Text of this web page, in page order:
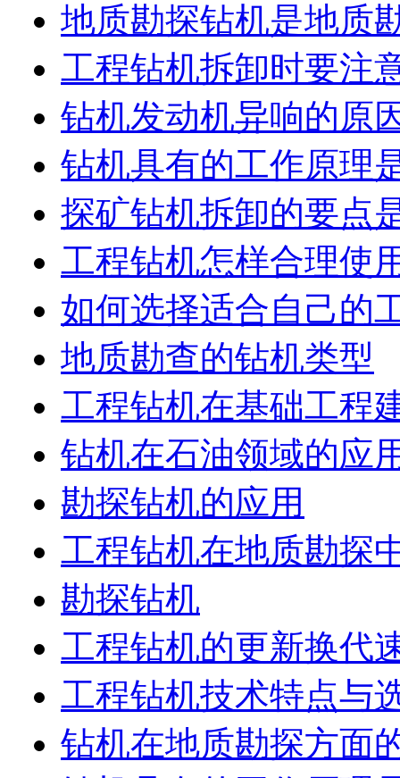
地质勘探钻机是地质
工程钻机拆卸时要注
钻机发动机异响的原
钻机具有的工作原理
探矿钻机拆卸的要点
工程钻机怎样合理使
如何选择适合自己的
地质勘查的钻机类型
工程钻机在基础工程
钻机在石油领域的应
勘探钻机的应用
工程钻机在地质勘探
勘探钻机
工程钻机的更新换代
工程钻机技术特点与
钻机在地质勘探方面